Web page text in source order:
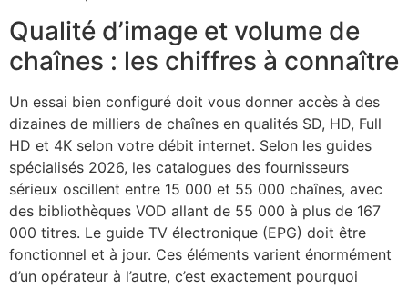
Qualité d’image et volume de
chaînes : les chiffres à connaître
Un essai bien configuré doit vous donner accès à des
dizaines de milliers de chaînes en qualités SD, HD, Full
HD et 4K selon votre débit internet. Selon les guides
spécialisés 2026, les catalogues des fournisseurs
sérieux oscillent entre 15 000 et 55 000 chaînes, avec
des bibliothèques VOD allant de 55 000 à plus de 167
000 titres. Le guide TV électronique (EPG) doit être
fonctionnel et à jour. Ces éléments varient énormément
d’un opérateur à l’autre, c’est exactement pourquoi